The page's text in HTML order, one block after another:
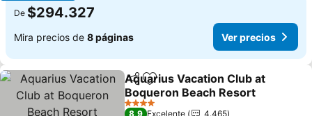
De $294.327
Mira precios de 8 páginas Ver precios
CompartirAgregar a favoritos
Aquarius Vacation Club at
Boqueron Beach Resort
Ver precios
4 Estrellas
8,9 Excelente
4.465